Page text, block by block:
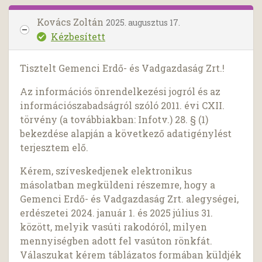
Kovács Zoltán 2025. augusztus 17.
Kézbesített
Tisztelt Gemenci Erdő- és Vadgazdaság Zrt.!
Az információs önrendelkezési jogról és az
információszabadságról szóló 2011. évi CXII.
törvény (a továbbiakban: Infotv.) 28. § (1)
bekezdése alapján a következő adatigénylést
terjesztem elő.
Kérem, szíveskedjenek elektronikus
másolatban megküldeni részemre, hogy a
Gemenci Erdő- és Vadgazdaság Zrt. alegységei,
erdészetei 2024. január 1. és 2025 július 31.
között, melyik vasúti rakodóról, milyen
mennyiségben adott fel vasúton rönkfát.
Válaszukat kérem táblázatos formában küldjék